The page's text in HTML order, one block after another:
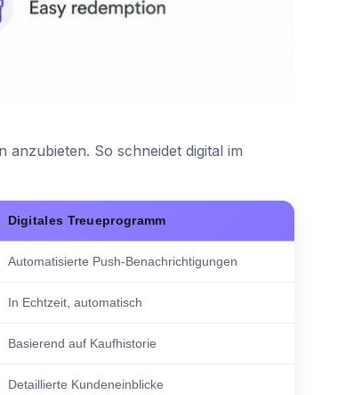
So schneidet digital im
Digitales Treueprogramm
Automatisierte Push-Benachrichtigungen
In Echtzeit, automatisch
Basierend auf Kaufhistorie
Detaillierte Kundeneinblicke